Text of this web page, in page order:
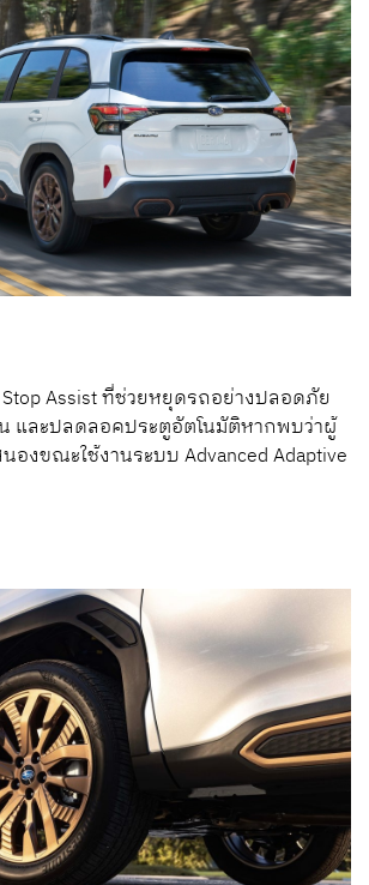
Stop Assist ที่ช่วยหยุดรถอย่างปลอดภัย
และปลดลอคประตูอัตโนมัติหากพบว่าผู้
งขณะใช้งานระบบ Advanced Adaptive